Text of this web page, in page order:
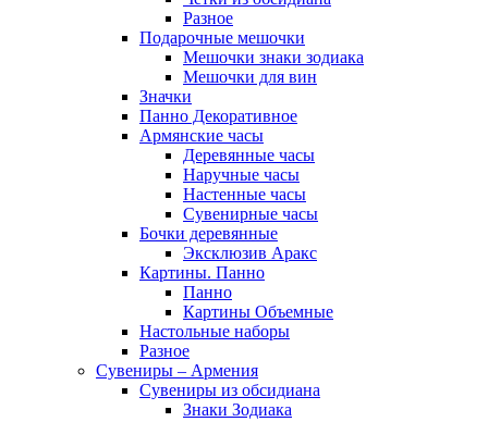
Разное
Подарочные мешочки
Мешочки знаки зодиака
Мешочки для вин
Значки
Панно Декоративное
Армянские часы
Деревянные часы
Наручные часы
Настенные часы
Сувенирные часы
Бочки деревянные
Эксклюзив Аракс
Картины. Панно
Панно
Картины Объемные
Настольные наборы
Разное
Сувениры – Армения
Сувениры из обсидиана
Знаки Зодиака